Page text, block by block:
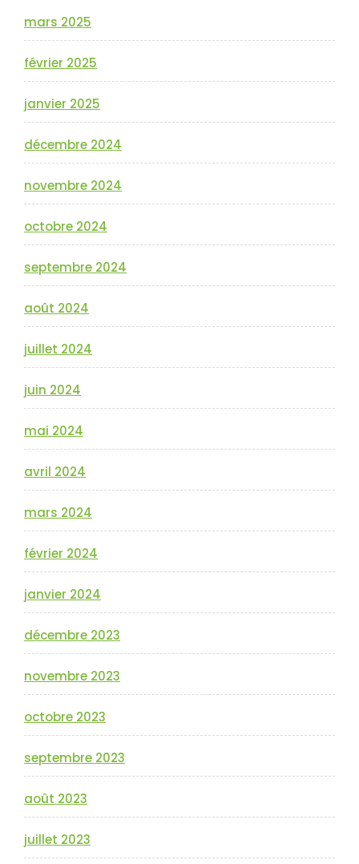
mars 2025
février 2025
janvier 2025
décembre 2024
novembre 2024
octobre 2024
septembre 2024
août 2024
juillet 2024
juin 2024
mai 2024
avril 2024
mars 2024
février 2024
janvier 2024
décembre 2023
novembre 2023
octobre 2023
septembre 2023
août 2023
juillet 2023